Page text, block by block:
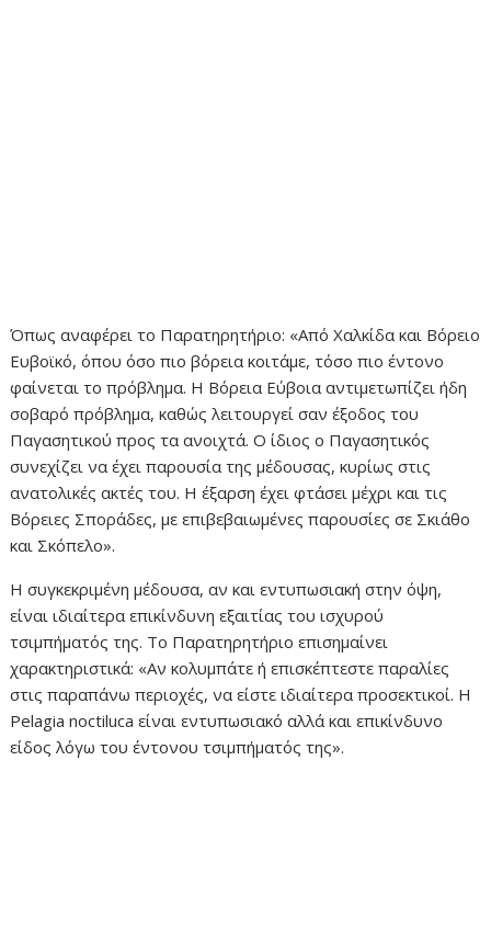
Όπως αναφέρει το Παρατηρητήριο: «Από Χαλκίδα και Βόρειο
Ευβοϊκό, όπου όσο πιο βόρεια κοιτάμε, τόσο πιο έντονο
φαίνεται το πρόβλημα. Η Βόρεια Εύβοια αντιμετωπίζει ήδη
σοβαρό πρόβλημα, καθώς λειτουργεί σαν έξοδος του
Παγασητικού προς τα ανοιχτά. Ο ίδιος ο Παγασητικός
συνεχίζει να έχει παρουσία της μέδουσας, κυρίως στις
ανατολικές ακτές του. Η έξαρση έχει φτάσει μέχρι και τις
Βόρειες Σποράδες, με επιβεβαιωμένες παρουσίες σε Σκιάθο
και Σκόπελο».
Η συγκεκριμένη μέδουσα, αν και εντυπωσιακή στην όψη,
είναι ιδιαίτερα επικίνδυνη εξαιτίας του ισχυρού
τσιμπήματός της. Το Παρατηρητήριο επισημαίνει
χαρακτηριστικά: «Αν κολυμπάτε ή επισκέπτεστε παραλίες
στις παραπάνω περιοχές, να είστε ιδιαίτερα προσεκτικοί. Η
Pelagia noctiluca είναι εντυπωσιακό αλλά και επικίνδυνο
είδος λόγω του έντονου τσιμπήματός της».